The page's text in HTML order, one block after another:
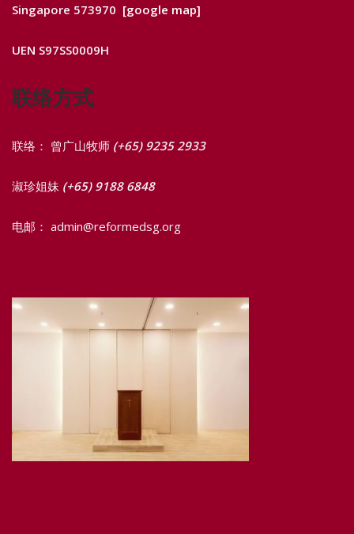
Singapore 573970 [google map]
UEN S97SS0009H
联络方式
联络： 曾广山牧师 (+65) 9235 2933
淑珍姐妹 (+65) 9188 6848
电邮： admin@reformedsg.org